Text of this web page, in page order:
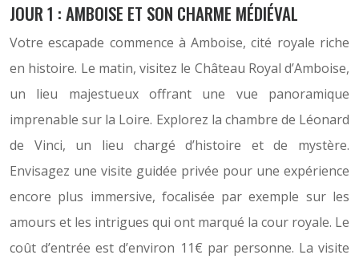
JOUR 1 : AMBOISE ET SON CHARME MÉDIÉVAL
Votre escapade commence à Amboise, cité royale riche
en histoire. Le matin, visitez le Château Royal d’Amboise,
un lieu majestueux offrant une vue panoramique
imprenable sur la Loire. Explorez la chambre de Léonard
de Vinci, un lieu chargé d’histoire et de mystère.
Envisagez une visite guidée privée pour une expérience
encore plus immersive, focalisée par exemple sur les
amours et les intrigues qui ont marqué la cour royale. Le
coût d’entrée est d’environ 11€ par personne. La visite